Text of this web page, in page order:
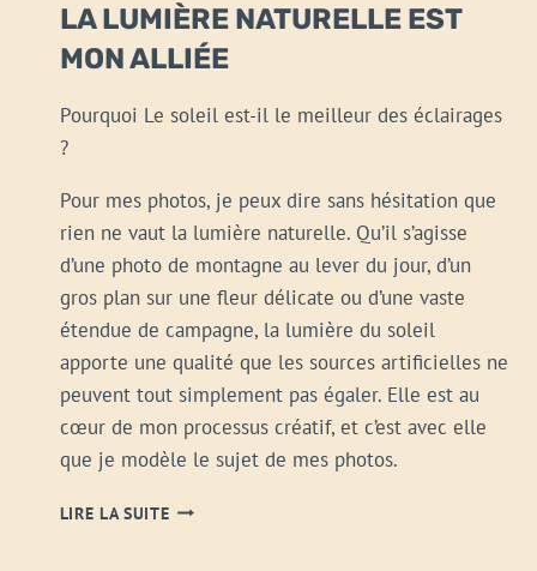
LA LUMIÈRE NATURELLE EST
MON ALLIÉE
Pourquoi Le soleil est-il le meilleur des éclairages
?
Pour mes photos, je peux dire sans hésitation que
rien ne vaut la lumière naturelle. Qu’il s’agisse
d’une photo de montagne au lever du jour, d’un
gros plan sur une fleur délicate ou d’une vaste
étendue de campagne, la lumière du soleil
apporte une qualité que les sources artificielles ne
peuvent tout simplement pas égaler. Elle est au
cœur de mon processus créatif, et c’est avec elle
que je modèle le sujet de mes photos.
LIRE LA SUITELA